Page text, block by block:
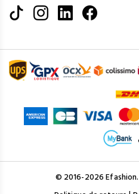
© 2016-2026